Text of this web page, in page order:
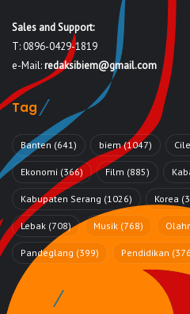
Sales and Support:
T: 0896-0429-1819
e-Mail:redaksibiem@gmail.com
Tag
Banten (641) biem(1047)
Ekonomi (366) Film (885)
Kabupaten Serang (1026) Korea
Lebak (708) Musik (768)
Pandeglang (399) Pendidikan
Rubrik